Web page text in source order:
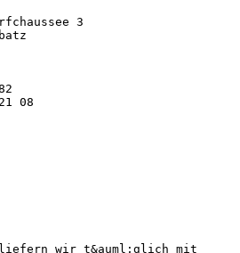
3
08
wir t&auml;glich mit